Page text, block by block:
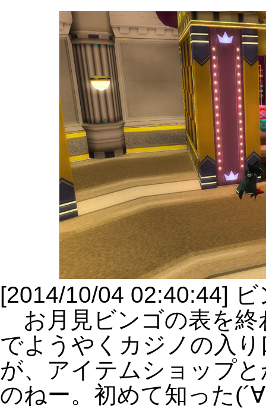
[2014/10/04 02:40:44]
お月見ビンゴの表を終
でようやくカジノの入
が、アイテムショップ
のねー。初めて知った